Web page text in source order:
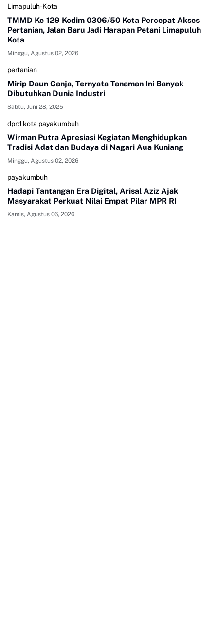
Limapuluh-Kota
TMMD Ke-129 Kodim 0306/50 Kota Percepat Akses
Pertanian, Jalan Baru Jadi Harapan Petani Limapuluh
Kota
Minggu, Agustus 02, 2026
pertanian
Mirip Daun Ganja, Ternyata Tanaman Ini Banyak
Dibutuhkan Dunia Industri
Sabtu, Juni 28, 2025
dprd kota payakumbuh
Wirman Putra Apresiasi Kegiatan Menghidupkan
Tradisi Adat dan Budaya di Nagari Aua Kuniang
Minggu, Agustus 02, 2026
payakumbuh
Hadapi Tantangan Era Digital, Arisal Aziz Ajak
Masyarakat Perkuat Nilai Empat Pilar MPR RI
Kamis, Agustus 06, 2026